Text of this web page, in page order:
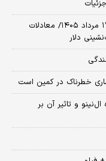
پیش‌بینی قیمت طلا، دلار و سکه امروز شنبه ۱۷ مرداد ۱۴۰۵/ معادلات
دلار
خطرناک در کمین است
و تاثیر آن بر